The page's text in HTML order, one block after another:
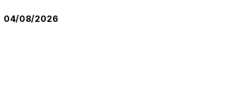
04/08/2026